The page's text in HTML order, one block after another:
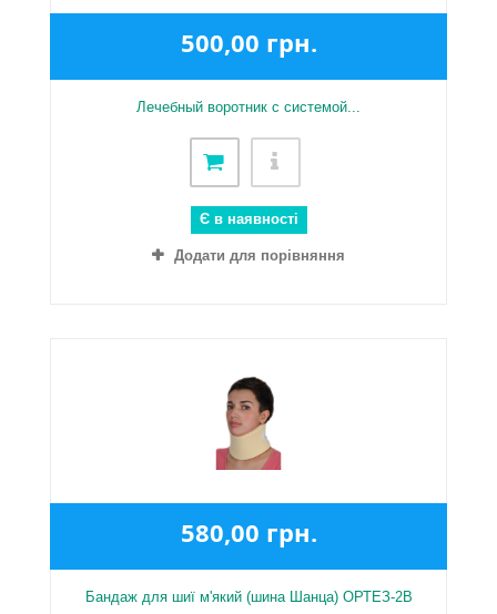
500,00 грн.
Лечебный воротник с системой...
Є в наявності
Додати для порівняння
580,00 грн.
Бандаж для шиї м'який (шина Шанца) ОРТЕЗ-2В